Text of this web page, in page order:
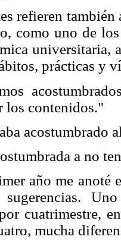
refieren
como uno de
universitaria,
prácticas y
los contenidos."
acostumbrado
a no
año me anoté
cuatrimestre,
mucha